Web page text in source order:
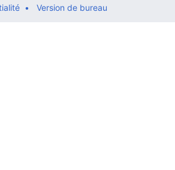
Version de bureau